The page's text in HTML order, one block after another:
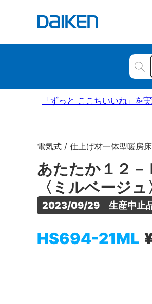
「ずっと ここちいいね」を
電気式 / 仕上げ材一体型暖房床
あたたか１２
〈ミルベージュ
2023/09/29　生産中止
HS694-21ML